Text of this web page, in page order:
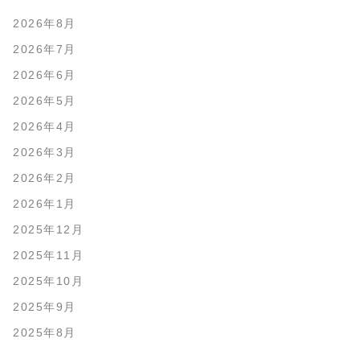
2026年8月
2026年7月
2026年6月
2026年5月
2026年4月
2026年3月
2026年2月
2026年1月
2025年12月
2025年11月
2025年10月
2025年9月
2025年8月